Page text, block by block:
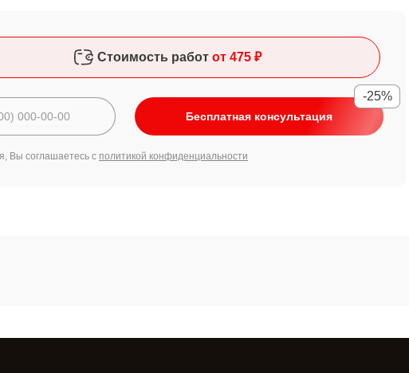
Стоимость работ от 475 ₽
Бесплатная консультация
-25%
Вы соглашаетесь с политикой конфиденциальности